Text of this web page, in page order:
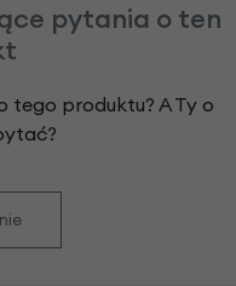
pytania o ten
tego produktu? A Ty o